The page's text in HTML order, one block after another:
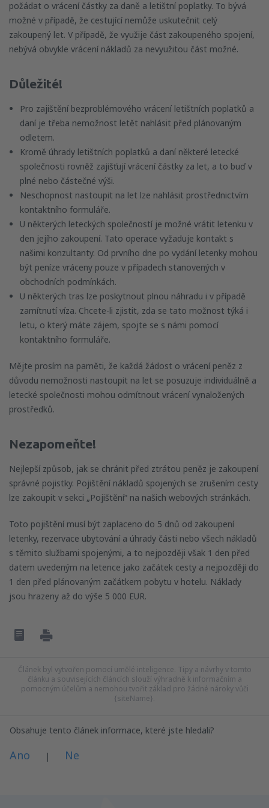
požádat o vrácení částky za daně a letištní poplatky. To bývá
možné v případě, že cestující nemůže uskutečnit celý
zakoupený let. V případě, že využije část zakoupeného spojení,
nebývá obvykle vrácení nákladů za nevyužitou část možné.
Důležité!
Pro zajištění bezproblémového vrácení letištních poplatků a
daní je třeba nemožnost letět nahlásit před plánovaným
odletem.
Kromě úhrady letištních poplatků a daní některé letecké
společnosti rovněž zajišťují vrácení částky za let, a to buď v
plné nebo částečné výši.
Neschopnost nastoupit na let lze nahlásit prostřednictvím
kontaktního formuláře.
U některých leteckých společností je možné vrátit letenku v
den jejího zakoupení. Tato operace vyžaduje kontakt s
našimi konzultanty. Od prvního dne po vydání letenky mohou
být peníze vráceny pouze v případech stanovených v
obchodních podmínkách.
U některých tras lze poskytnout plnou náhradu i v případě
zamítnutí víza. Chcete-li zjistit, zda se tato možnost týká i
letu, o který máte zájem, spojte se s námi pomocí
kontaktního formuláře.
Mějte prosím na paměti, že každá žádost o vrácení peněz z
důvodu nemožnosti nastoupit na let se posuzuje individuálně a
letecké společnosti mohou odmítnout vrácení vynaložených
prostředků.
Nezapomeňte!
Nejlepší způsob, jak se chránit před ztrátou peněz je zakoupení
správné pojistky. Pojištění nákladů spojených se zrušením cesty
lze zakoupit v sekci „Pojištění“ na našich webových stránkách.
Toto pojištění musí být zaplaceno do 5 dnů od zakoupení
letenky, rezervace ubytování a úhrady části nebo všech nákladů
s těmito službami spojenými, a to nejpozději však 1 den před
datem uvedeným na letence jako začátek cesty a nejpozději do
1 den před plánovaným začátkem pobytu v hotelu. Náklady
jsou hrazeny až do výše 5 000 EUR.
Článek byl vytvořen pomocí umělé inteligence. Tipy a návrhy v tomto
článku a souvisejících článcích slouží výhradně k informačním a
pomocným účelům a nemohou tvořit základ pro žádné nároky vůči
{siteName}.
Obsahuje tento článek informace, které jste hledali?
Ano | Ne